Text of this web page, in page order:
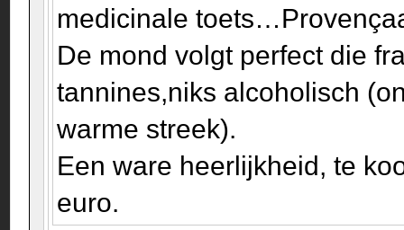
medicinale
De mond volgt perfect die
tannines,niks alcoholisch
warme streek).
Een ware heerlijkheid, te
euro.